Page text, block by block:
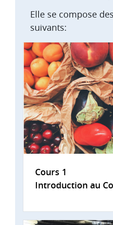
Elle se compose
suivants:
Cours 1
Introduction au